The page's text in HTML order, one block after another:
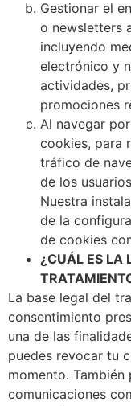
Gestionar el
o newsletters
incluyendo
electrónico y
actividades,
promociones
Al navegar
cookies, para
tráfico de
de los
Nuestra
de la
de cookies
¿CUÁL ES LA
La base legal del
consentimiento
una de las
puedes revocar tu
momento.
comunicaciones